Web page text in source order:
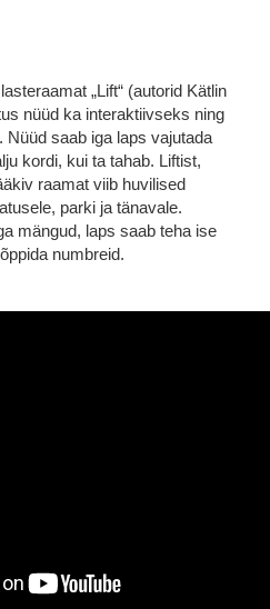
„Lift“ (autorid Kätlin
nüüd ka interaktiivseks ning
Nüüd saab iga laps vajutada
kordi, kui ta tahab. Liftist,
raamat viib huvilised
parki ja tänavale.
mängud, laps saab teha ise
numbreid.